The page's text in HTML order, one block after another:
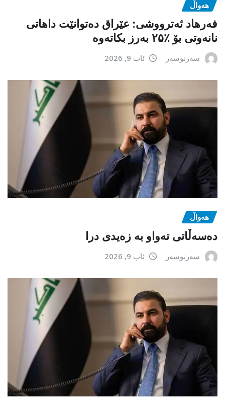
هەواڵ
فەرهاد ئەترووشی: عێراق دەتوانێت داهاتی
نانەوتی بۆ ٪۲۵ بەرز بکاتەوە
سەرنوسەر ئاب 9, 2026
هەواڵ
دەسەڵاتی تەواو بە زەیدی درا
سەرنوسەر ئاب 9, 2026